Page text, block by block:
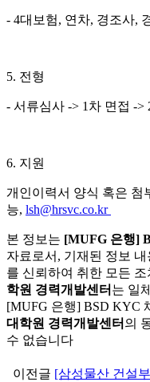
- 4대보험, 연차, 경조사,
5. 전형
- 서류심사 -> 1 차 면접 ->
6. 지원
개인이력서 양식 혹은 첨
능, lsh@hrsvc.co.kr
본 정보는 [MUFG 은행]
자료로서, 기재된 정보
를 신뢰하여 취한 모든 조
학원 경력개발센터 는 일
[MUFG 은행] BSD KYC
대학원 경력개발센터 의
수 없습니다
이전글 [삼성물산 건설